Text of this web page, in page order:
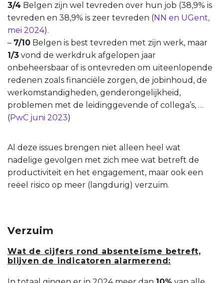
3/4 Belgen zijn wel tevreden over hun job (38,9% is
tevreden en 38,9% is zeer tevreden (NN en UGent,
mei 2024).
– 7/10 Belgen is best tevreden met zijn werk, maar
1/3 vond de werkdruk afgelopen jaar
onbeheersbaar of is ontevreden om uiteenlopende
redenen zoals financiële zorgen, de jobinhoud, de
werkomstandigheden, genderongelijkheid,
problemen met de leidinggevende of collega’s, …
(PwC juni 2023)
Al deze issues brengen niet alleen heel wat
nadelige gevolgen met zich mee wat betreft de
productiviteit en het engagement, maar ook een
reëel risico op meer (langdurig) verzuim.
Verzuim
Wat de cijfers rond absenteïsme betreft,
blijven de indicatoren alarmerend: